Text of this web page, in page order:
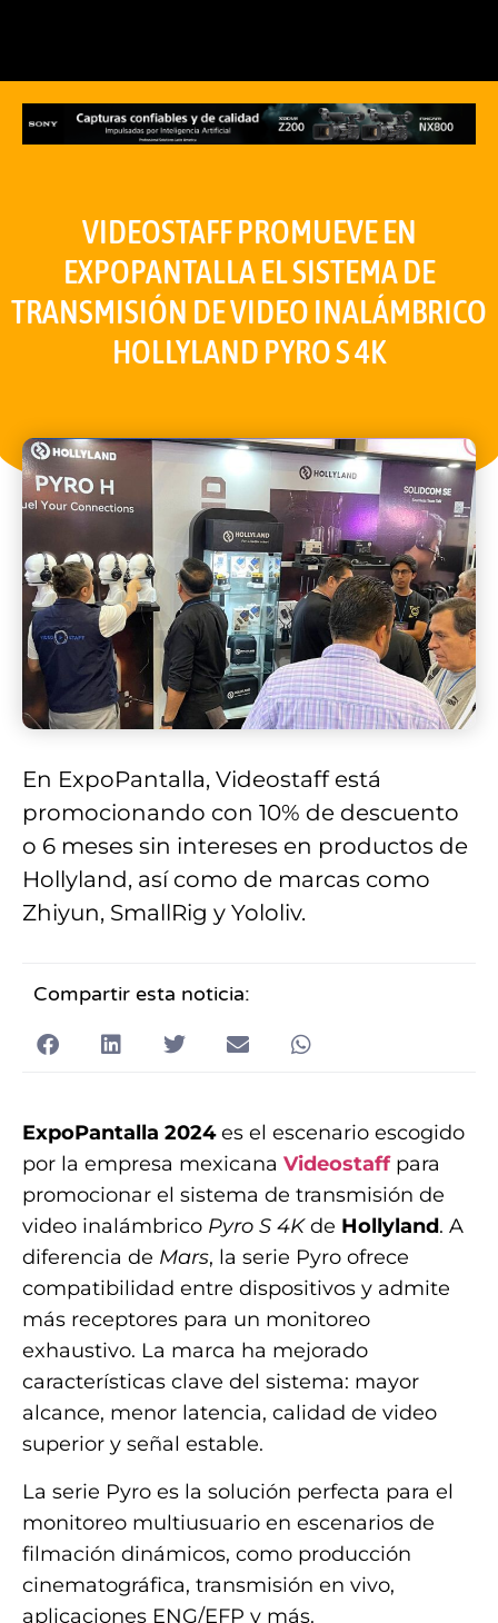
VIDEOSTAFF PROMUEVE EN
EXPOPANTALLA EL SISTEMA DE
TRANSMISIÓN DE VIDEO INALÁMBRICO
HOLLYLAND PYRO S 4K
En ExpoPantalla, Videostaff está
promocionando con 10% de descuento
o 6 meses sin intereses en productos de
Hollyland, así como de marcas como
Zhiyun, SmallRig y Yololiv.
Compartir esta noticia:
ExpoPantalla 2024es el escenario escogido
por la empresa mexicana Videostaff para
promocionar el sistema de transmisión de
video inalámbrico Pyro S 4Kde Hollyland. A
diferencia de Mars, la serie Pyro ofrece
compatibilidad entre dispositivos y admite
más receptores para un monitoreo
exhaustivo. La marca ha mejorado
características clave del sistema: mayor
alcance, menor latencia, calidad de video
superior y señal estable.
La serie Pyro es la solución perfecta para el
monitoreo multiusuario en escenarios de
filmación dinámicos, como producción
cinematográfica, transmisión en vivo,
aplicaciones ENG/EFP y más.